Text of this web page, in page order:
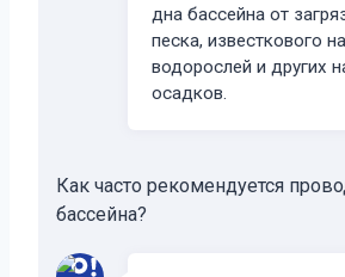
дна бассейна от
песка, известкового
водорослей и других
осадков.
Как часто рекомендуется
бассейна?